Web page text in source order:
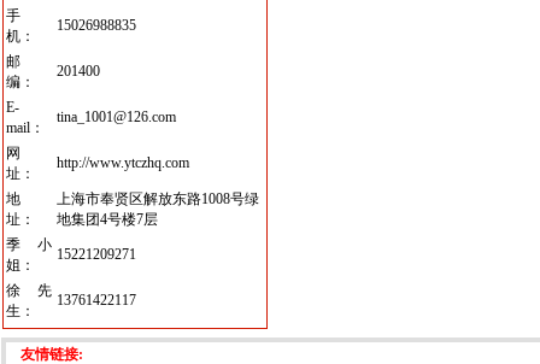
手
机：
15026988835
邮
编：
201400
E-
mail：
tina_1001@126.com
网
址：
http://www.ytczhq.com
地
址：
上海市奉贤区解放东路1008号绿
地集团4号楼7层
季小
姐：
15221209271
徐先
生：
13761422117
友情链接: